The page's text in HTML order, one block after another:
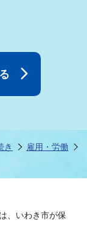
き
雇用・労働
、いわき市が保